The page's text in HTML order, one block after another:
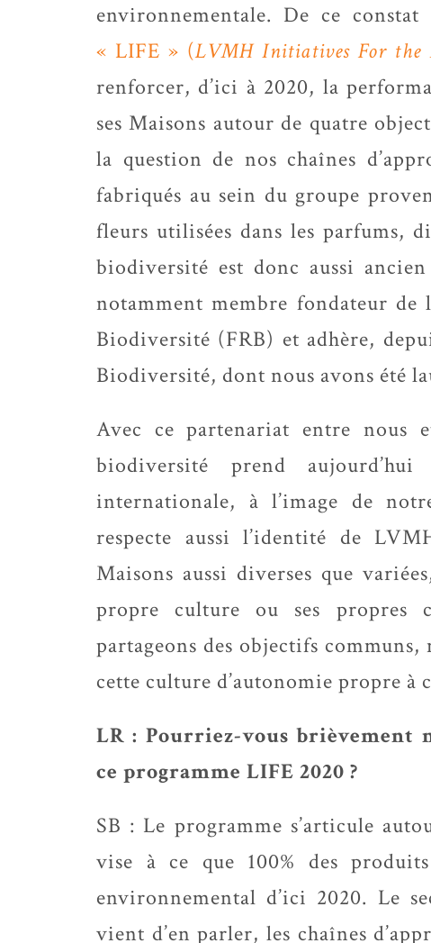
environnementale. De ce
« LIFE » (LVMH Initiatives For the
renforcer, d’ici à 2020, la
ses Maisons autour de quatre
la question de nos chaînes
fabriqués au sein du groupe
fleurs utilisées dans les parfums,
biodiversité est donc aussi
notamment membre fondateur
Biodiversité (FRB) et adhère,
Biodiversité, dont nous avons été
Avec ce partenariat entre nous
biodiversité prend
internationale, à l’image de
respecte aussi l’identité de
Maisons aussi diverses que
propre culture ou ses propres
partageons des objectifs
cette culture d’autonomie propre à
LR : Pourriez-vous brièvement
ce programme LIFE 2020 ?
SB : Le programme s’articule
vise à ce que 100% des
environnemental d’ici 2020. Le
vient d’en parler, les chaînes